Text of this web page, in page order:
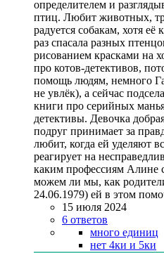
определителем и
птиц. Любит животных,
радуется собакам, хотя её
раз спасала разных
рисованием красками на
про котов-детективов,
помощь людям, немного
не увлёк), а сейчас
книги про серийных
детективы. Девочка
подруг принимает за
любит, когда ей уделяют
реагирует на
каким профессиям Алине
можем ли мы, как
24.06.1979) ей в этом
15 июля 2024
6 ответов
много единиц
нет 4ки и 5ки